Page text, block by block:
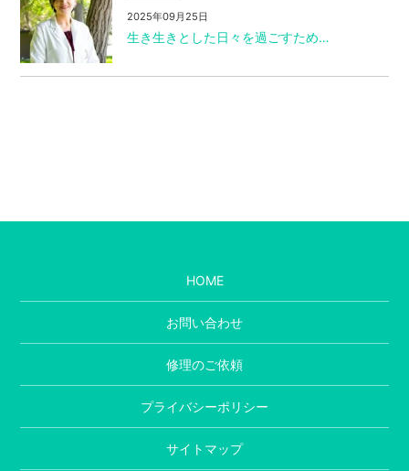
2025年09月25日
生き生きとした日々を過ごすため…
HOME
お問い合わせ
修理のご依頼
プライバシーポリシー
サイトマップ